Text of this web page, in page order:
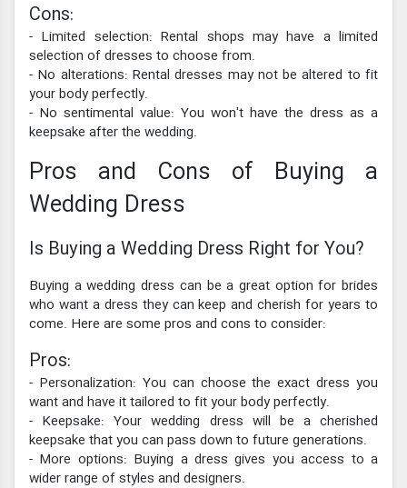
Cons:
- Limited selection: Rental shops may have a limited
selection of dresses to choose from.
- No alterations: Rental dresses may not be altered to fit
your body perfectly.
- No sentimental value: You won't have the dress as a
keepsake after the wedding.
Pros and Cons of Buying a
Wedding Dress
Is Buying a Wedding Dress Right for You?
Buying a wedding dress can be a great option for brides
who want a dress they can keep and cherish for years to
come. Here are some pros and cons to consider:
Pros:
- Personalization: You can choose the exact dress you
want and have it tailored to fit your body perfectly.
- Keepsake: Your wedding dress will be a cherished
keepsake that you can pass down to future generations.
- More options: Buying a dress gives you access to a
wider range of styles and designers.